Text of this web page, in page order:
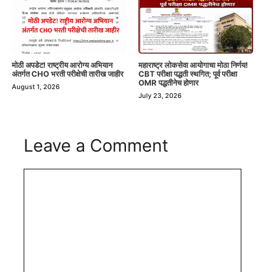
मोठी अपडेट! राष्ट्रीय आरोग्य अभियान
अंतर्गत CHO भरती परीक्षेची तारीख जाहीर
August 1, 2026
महाराष्ट्र लोकसेवा आयोगाचा मोठा निर्णय!
CBT परीक्षा पद्धती स्थगित; पूर्व परीक्षा
OMR पद्धतीनेच होणार
July 23, 2026
Leave a Comment